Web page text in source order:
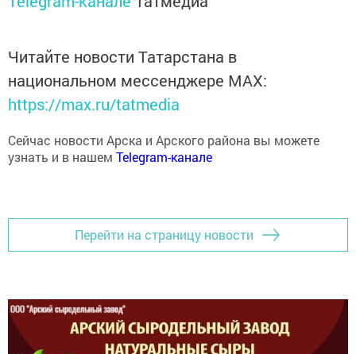
Читайте новости Татарстана в
национальном мессенджере MАХ:
https://max.ru/tatmedia
Сейчас новости Арска и Арского района вы можете
узнать и в нашем Telegram-канале
Перейти на страницу новости